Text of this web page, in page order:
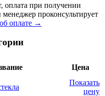
оплата при получении
проконсультирует
оплате →
Цена
Показать
цену